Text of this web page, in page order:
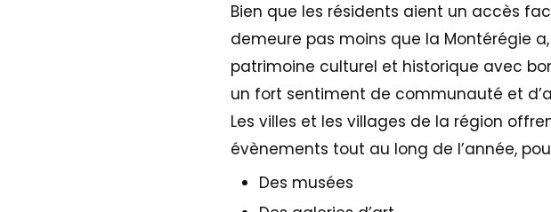
Bien que les résidents aient un accès
demeure pas moins que la Montérégie
patrimoine culturel et historique avec
un fort sentiment de communauté et
Les villes et les villages de la région
évènements tout au long de l’année,
Des musées